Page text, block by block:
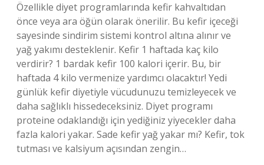
Özellikle diyet programlarında kefir kahvaltıdan
önce veya ara öğün olarak önerilir. Bu kefir içeceği
sayesinde sindirim sistemi kontrol altına alınır ve
yağ yakımı desteklenir. Kefir 1 haftada kaç kilo
verdirir? 1 bardak kefir 100 kalori içerir. Bu, bir
haftada 4 kilo vermenize yardımcı olacaktır! Yedi
günlük kefir diyetiyle vücudunuzu temizleyecek ve
daha sağlıklı hissedeceksiniz. Diyet programı
proteine ​​odaklandığı için yediğiniz yiyecekler daha
fazla kalori yakar. Sade kefir yağ yakar mı? Kefir, tok
tutması ve kalsiyum açısından zengin…